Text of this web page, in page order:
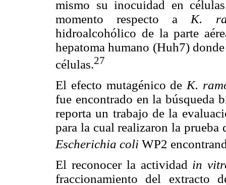
mismo su inocuidad en
momento respecto a K.
hidroalcohólico de la parte
hepatoma humano (Huh7)
células.27
El efecto mutagénico de K.
fue encontrado en la búsqueda
reporta un trabajo de la
para la cual realizaron la prueba
Escherichia coli WP2
El reconocer la actividad in
fraccionamiento del